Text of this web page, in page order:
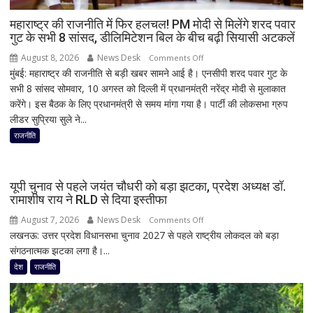
डेढ़
घंटे
रुकी
महाराष्ट्र की राजनीति में फिर हलचल! PM मोदी से मिलेंगे शरद पवार
गुट के सभी 8 सांसद, डीलिमिटेशन बिल के बीच बढ़ी सियासी अटकलें
August 8, 2026 News Desk Comments Offon
महाराष्ट्र
की
राजनीति
से
पवार
सभी
8
मुंबई: महाराष्ट्र की राजनीति से बड़ी खबर सामने आई है। एनसीपी शरद पवार गुट के
सभी 8 सांसद सोमवार, 10 अगस्त को दिल्ली में प्रधानमंत्री नरेंद्र मोदी से मुलाकात
करेंगे। इस बैठक के लिए प्रधानमंत्री से समय मांगा गया है। पार्टी की लोकसभा ग्रुप
लीडर सुप्रिया सुले ने...
राजनीति
यूपी चुनाव से पहले जयंत चौधरी को बड़ा झटका, प्रदेश अध्यक्ष डॉ.
रामाशीष राय ने RLD से दिया इस्तीफा
August 7, 2026 News Desk Comments Offon
यूपी
पहले
जयंत
लखनऊ: उत्तर प्रदेश विधानसभा चुनाव 2027 से पहले राष्ट्रीय लोकदल को बड़ा
संगठनात्मक झटका लगा है।...
देश राजनीति